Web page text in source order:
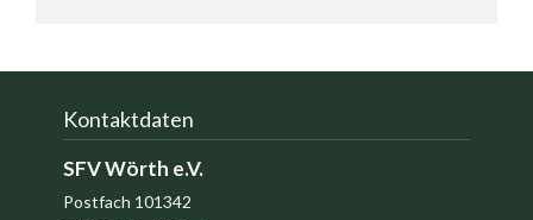
Kontaktdaten
SFV Wörth e.V.
Postfach 101342